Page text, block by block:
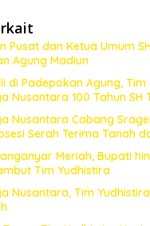
Pusat dan Ketua Umum
Agung Madiun
di Padepokan Agung, Tim
Nusantara 100 Tahun SH
Nusantara Cabang
Serah Terima Tanah
Meriah, Bupati
Tim Yudhistira
Nusantara, Tim